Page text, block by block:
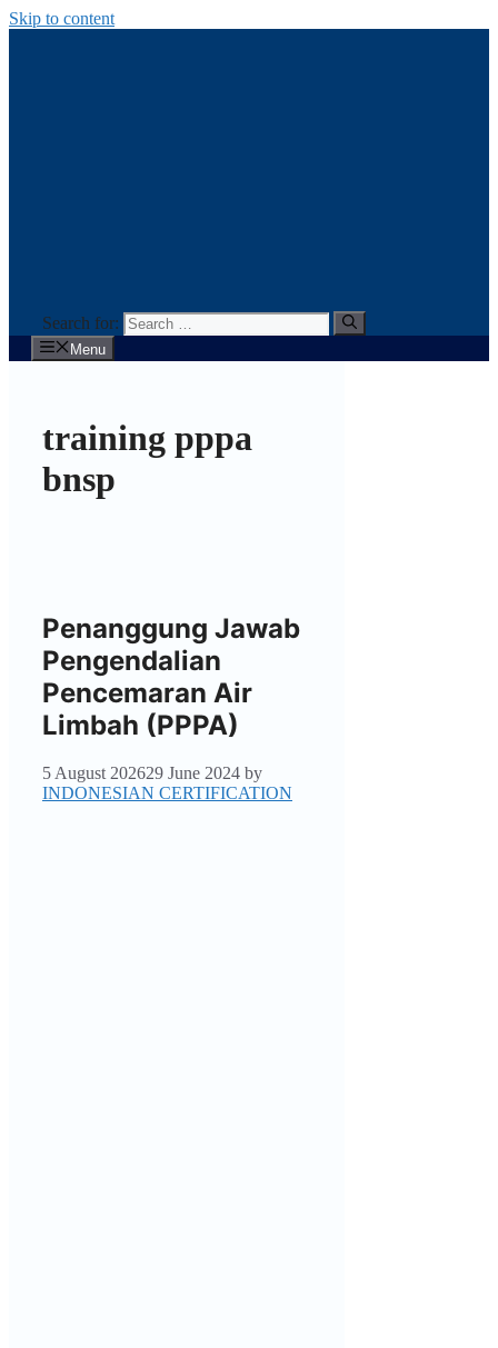
Skip to content
Search for:
Menu
training pppa
bnsp
Penanggung Jawab
Pengendalian
Pencemaran Air
Limbah (PPPA)
5 August 202629 June 2024 by
INDONESIAN CERTIFICATION